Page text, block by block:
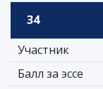
34
Участник
Балл за эссе